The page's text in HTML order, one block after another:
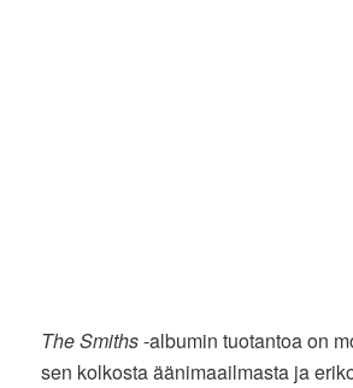
The Smiths-albumin tuotantoa on
sen kolkosta äänimaailmasta ja